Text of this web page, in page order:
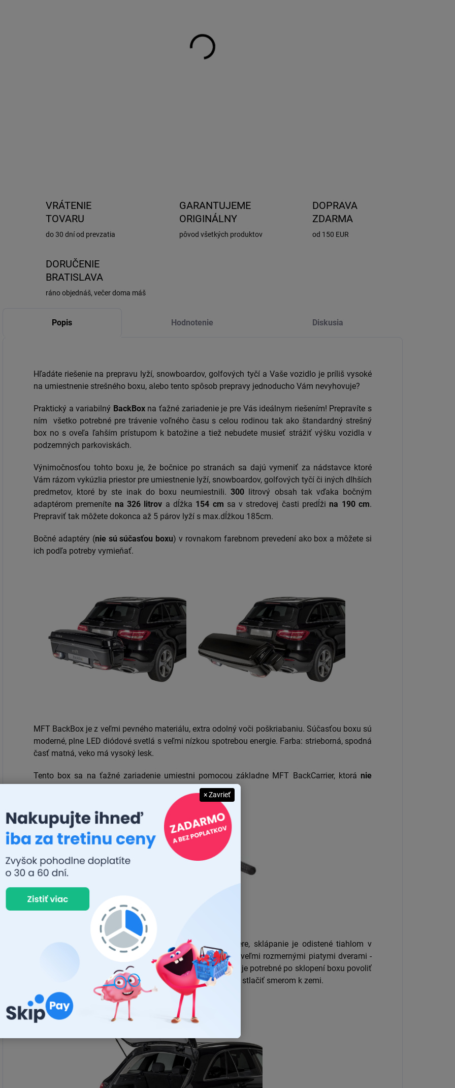
VRÁTENIE
TOVARU
do 30 dní od prevzatia
GARANTUJEME
ORIGINÁLNY
pôvod všetkých produktov
DOPRAVA
ZDARMA
od 150 EUR
DORUČENIE
BRATISLAVA
ráno objednáš, večer doma máš
Popis Hodnotenie Diskusia
Hľadáte riešenie na prepravu lyží, snowboardov, golfových tyčí a Vaše vozidlo je príliš vysoké
na umiestnenie strešného boxu, alebo tento spôsob prepravy jednoducho Vám nevyhovuje?
Praktický a variabilný BackBox na ťažné zariadenie je pre Vás ideálnym riešením! Prepravíte s
ním všetko potrebné pre trávenie voľného času s celou rodinou tak ako štandardný strešný
box no s oveľa ľahším prístupom k batožine a tiež nebudete musieť strážiť výšku vozidla v
podzemných parkoviskách.
Výnimočnosťou tohto boxu je, že bočnice po stranách sa dajú vymeniť za nádstavce ktoré
Vám rázom vykúzlia priestor pre umiestnenie lyží, snowboardov, golfových tyčí či iných dlhších
predmetov, ktoré by ste inak do boxu neumiestnili.300 litrový obsah tak vďaka bočným
adaptérom premeníte na 326 litrov a dĺžka 154 cm sa v stredovej časti predĺži na 190 cm.
Prepraviť tak môžete dokonca až 5 párov lyží s max.dĺžkou 185cm.
Bočné adaptéry (nie sú súčasťou boxu) v rovnakom farebnom prevedení ako box a môžete si
ich podľa potreby vymieňať.
MFT BackBox je z veľmi pevného materiálu, extra odolný voči poškriabaniu. Súčasťou boxu sú
moderné, plne LED diódové svetlá s veľmi nízkou spotrebou energie. Farba: strieborná, spodná
časť matná, veko má vysoký lesk.
Tento box sa na ťažné zariadenie umiestni pomocou základne MFT BackCarrier, ktorá nie
Aj s namontovaným boxom je možné otvoriť piate dvere, sklápanie je odistené tiahlom v
spodnej části pod ŠPZ. Je možné použiť aj na vozidlá s veľmi rozmernými piatymi dverami -
napr. VW Transporter T4 a T5 alebo Mercedes Viano kedy je potrebné po sklopení boxu povoliť
kľučku na upínacom mechanizme základne a celý systém stlačiť smerom k zemi.
× Zavrieť